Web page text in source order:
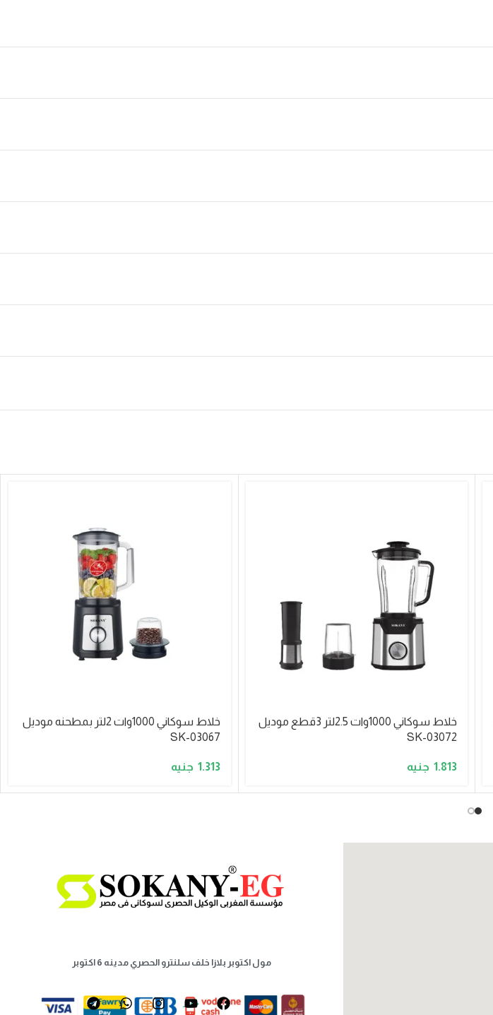
خلاط سوكاني 1000وات 2.5لتر 3قطع موديل
SK-03072
1.813
خلاط سوكاني 1000وات 2لتر بمطحنه موديل
SK-03067
1.313
مول اكتوبر بلازا خلف سلنترو الحصري مدينه 6 اكتوبر